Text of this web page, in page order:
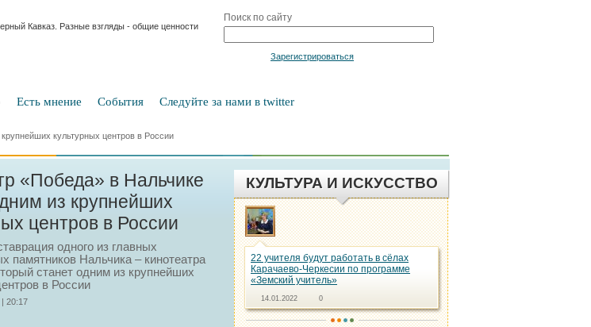
Поиск по сайту
Зарегистрироваться
Есть мнение События Следуйте за нами в twitter
культурных центров в России
«Победа» в Нальчике
из крупнейших
центров в России
одного из главных
памятников Нальчика – кинотеатра
станет одним из крупнейших
в России
| 20:17
КУЛЬТУРА И ИСКУССТВО
22 учителя будут работать в сёлах
Карачаево-Черкесии по программе
«Земский учитель»
14.01.2022 0